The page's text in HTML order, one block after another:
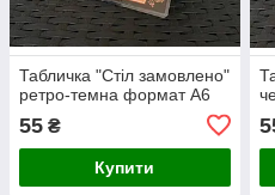
Табличка "Стіл замовлено"
ретро-темна формат А6
55 ₴
Купити